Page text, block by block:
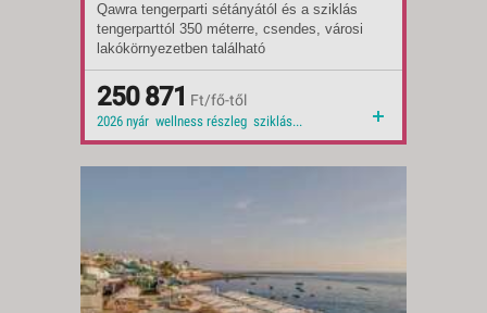
2026 nyár wellness részleg sziklás tengerpart 2026 wellness családi szoba csendes környék
Indulások:
2026.08.21-tól
Időpontok:
5 db
Ellátás:
all inclusive
Ellátás:
félpanzió
Ellátás:
reggeli
Típus:
Tengerparti üdülés
Besorolás:
3*
Szállás:
Hotel
Utazás:
menetrendszerinti járattal
Qawra tengerparti sétányától és a sziklás
tengerparttól 350 méterre, csendes, városi
lakókörnyezetben található
középkategóriájú szálloda.
250 871 Ft/fő-től